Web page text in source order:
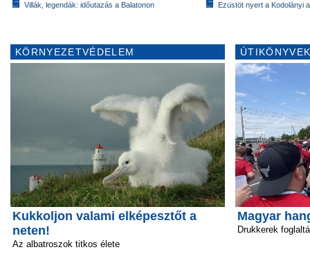
Villák, legendák: időutazás a Balatonon
Ezüstöt nyert a Kodolányi
KÖRNYEZETVÉDELEM
Kukkoljon valami elképesztőt a
neten!
Az albatroszok titkos élete
Magyar
Drukkerek